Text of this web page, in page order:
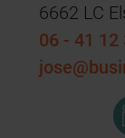
6662 LC
06 - 41 12